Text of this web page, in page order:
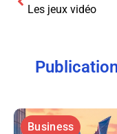
Les jeux vidéo
Business